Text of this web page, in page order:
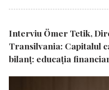
Interviu Ömer Tetik,
Transilvania: Capitalul
bilanț: educația